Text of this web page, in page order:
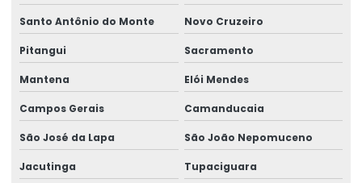
Santo Antônio do Monte Novo Cruzeiro
Pitangui Sacramento
Mantena Elói Mendes
Campos Gerais Camanducaia
São José da Lapa São João Nepomuceno
Jacutinga Tupaciguara